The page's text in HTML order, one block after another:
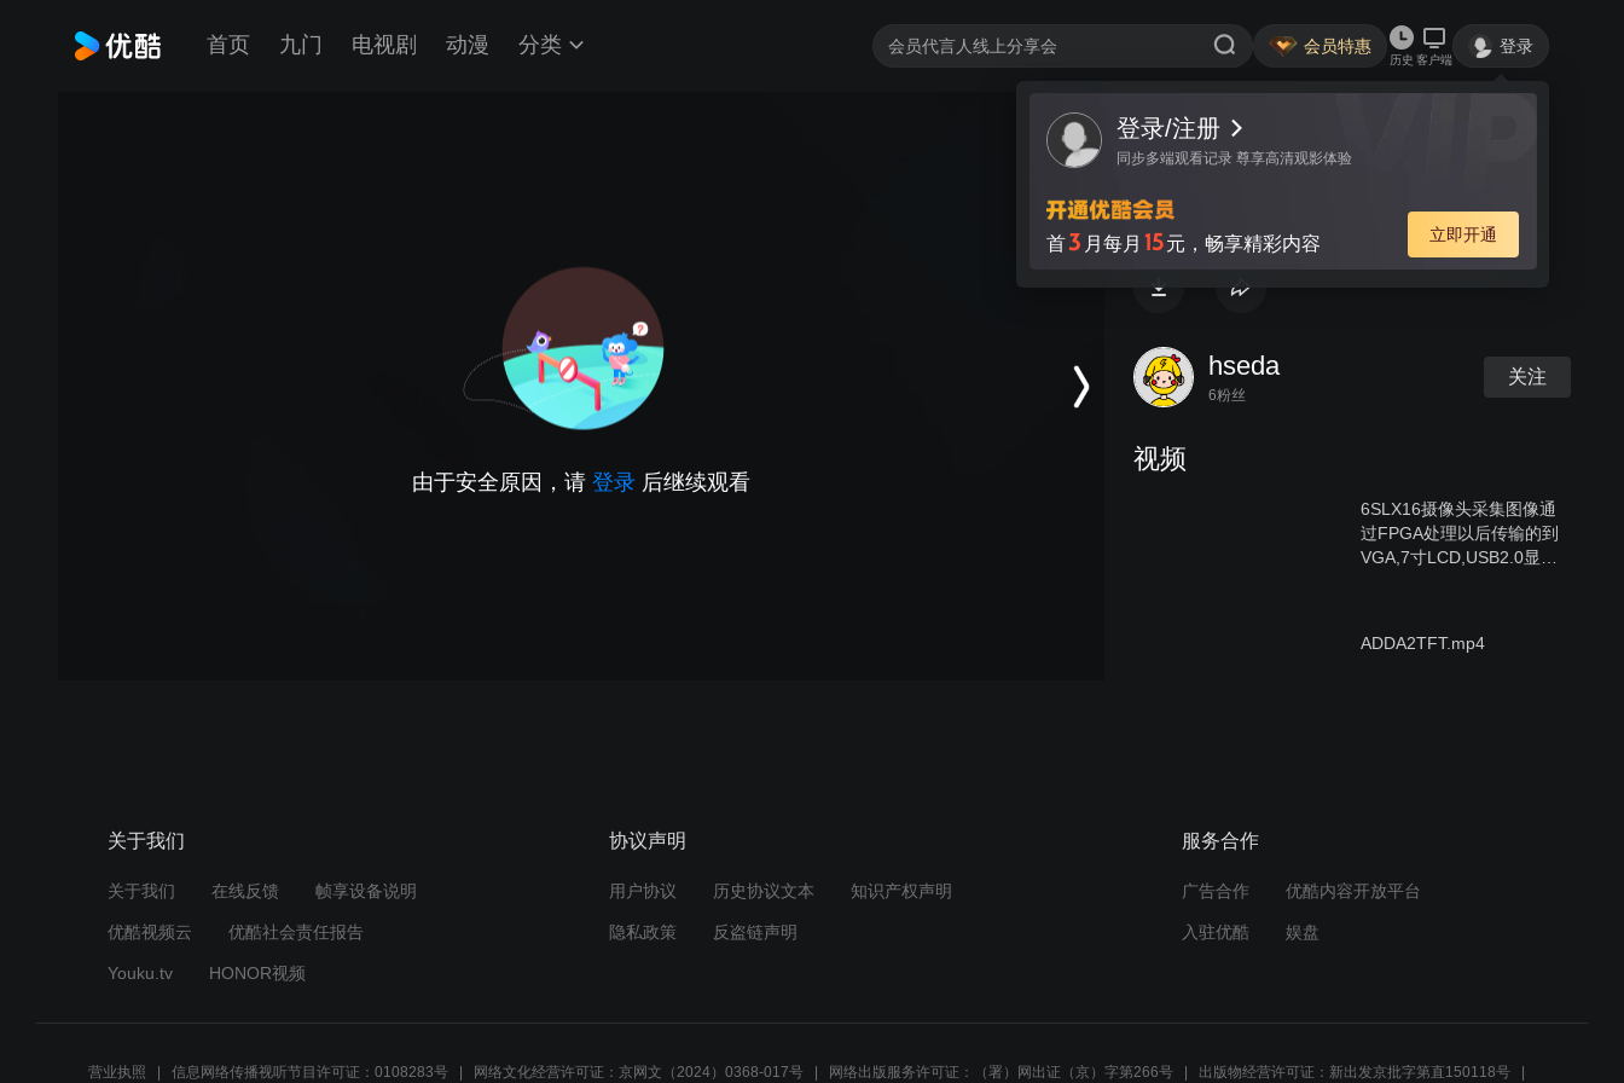
首页 九门 电视剧 动漫 分类 会员特惠
历史 客户端
登录
登录/注册
同步多端观看记录 尊享高清观影体验
首3 月每月 15元，畅享精彩内容 立即开通
由于安全原因，请 登录 后继续观看
视频 讨论
EP4CE30V30视频采集
hseda
6粉丝
关注
视频
6SLX16摄像头采集图像通
过FPGA处理以后传输的到
VGA,7寸LCD,USB2.0显示
ADDA2TFT.mp4
寸屏显示
关于我们
关于我们 在线反馈 帧享设备说明
优酷视频云 优酷社会责任报告
Youku.tv HONOR视频
协议声明
用户协议 历史协议文本 知识产权声明
隐私政策 反盗链声明
服务合作
广告合作 优酷内容开放平台
入驻优酷 娱盘
营业执照 信息网络传播视听节目许可证：0108283号 网络文化经营许可证：京网文（2024）0368-017号 网络出版服务许可证：（署）网出证（京）字第266号 出版物经营许可证：新出发京批字第直150118号